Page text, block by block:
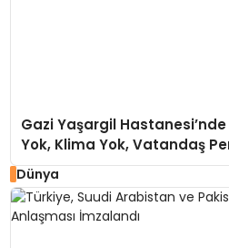
Gazi Yaşargil
Yok, Klima Yok, Vatandaş
Dünya